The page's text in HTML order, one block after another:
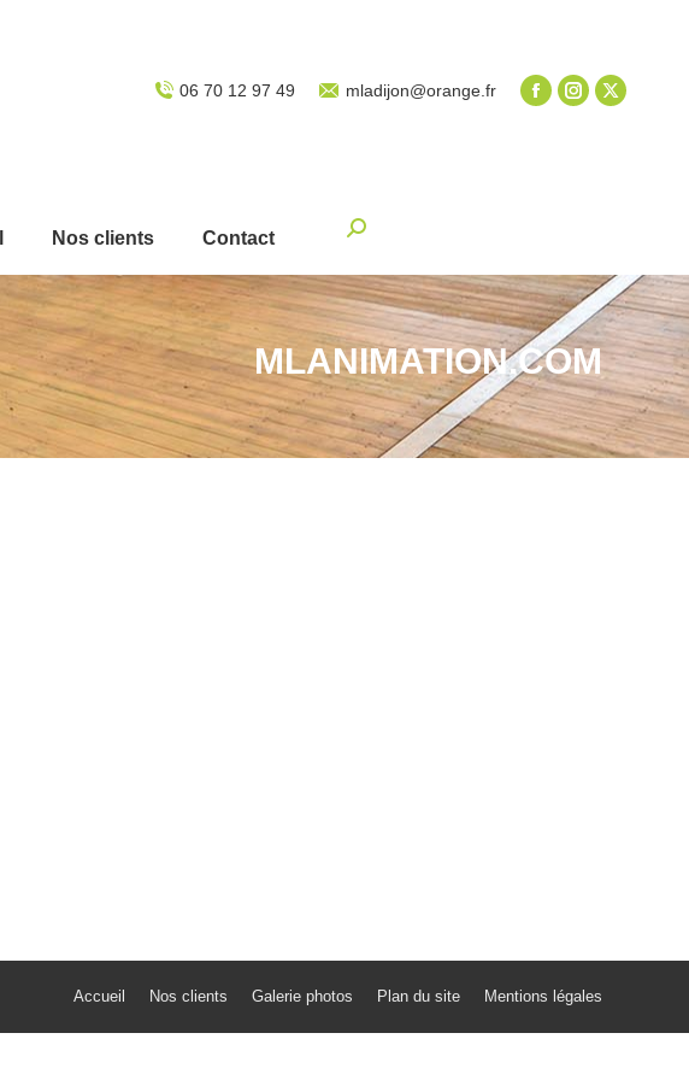
06 70 12 97 49 mladijon@orange.fr
Nos clients Contact
Recherche
MLANIMATION.COM
Accueil Nos clients Galerie photos Plan du site Mentions légales